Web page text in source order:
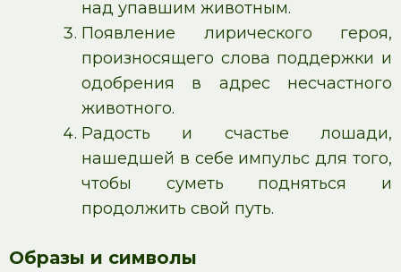
над упавшим животным.
Появление лирического героя,
произносящего слова поддержки и
одобрения в адрес несчастного
животного.
Радость и счастье лошади,
нашедшей в себе импульс для того,
чтобы суметь подняться и
продолжить свой путь.
Образы и символы